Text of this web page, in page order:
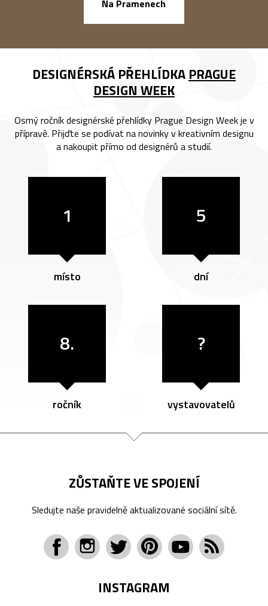
Na Pramenech
DESIGNÉRSKÁ PŘEHLÍDKA PRAGUE
DESIGN WEEK
Osmý ročník designérské přehlídky Prague Design Week je v
přípravě. Přijďte se podívat na novinky v kreativním designu
a nakoupit přímo od designérů a studií.
1
místo
5
dní
8.
ročník
?
vystavovatelů
ZŮSTAŇTE VE SPOJENÍ
Sledujte naše pravidelně aktualizované sociální sítě.
INSTAGRAM